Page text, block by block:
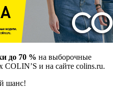
до 70 % на выборочные
и на сайте colins.ru.
шанс!